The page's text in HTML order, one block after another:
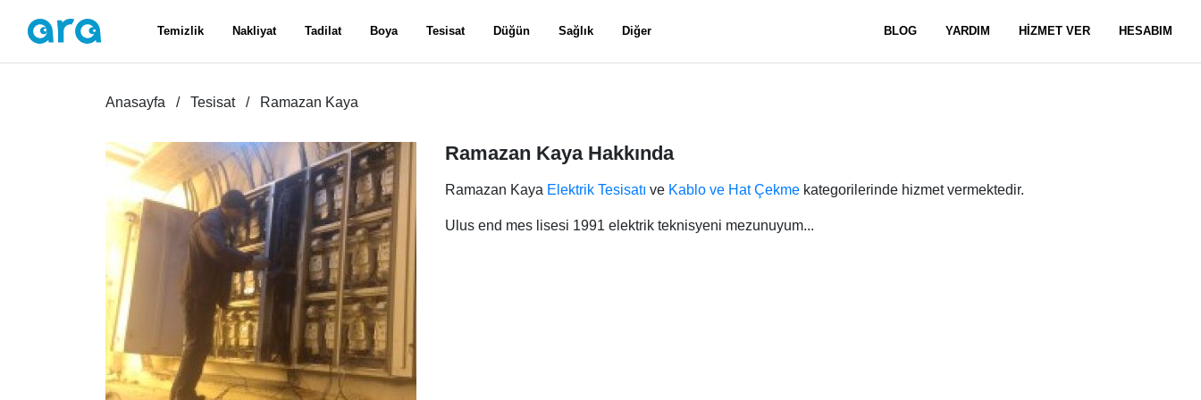
Temizlik Nakliyat Tadilat Boya Tesisat Düğün Sağlık Diğer BLOG YARDIM HİZMET VER HESABIM
Anasayfa Tesisat Ramazan Kaya
Ramazan Kaya Hakkında
Ramazan Kaya Elektrik Tesisatı ve Kablo ve Hat Çekme kategorilerinde hizmet vermektedir.
Ulus end mes lisesi 1991 elektrik teknisyeni mezunuyum...